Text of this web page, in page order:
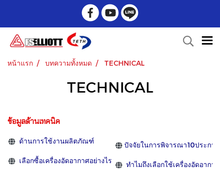
หน้าแรก บทความทั้งหมด TECHNICAL
TECHNICAL
ข้อมูลด้านเทคนิค
ด้านการใช้งานผลิตภัณฑ์
ปัจจัยในการพิจารณา10ประกา
เลือกซื้อเครื่องอัดอากาศอย่างไร
ทำไมถึงเลือกใช้เครื่องอัดอากา